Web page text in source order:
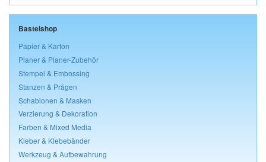
Bastelshop
Papier & Karton
Planer & Planer-Zubehör
Stempel & Embossing
Stanzen & Prägen
Schablonen & Masken
Verzierung & Dekoration
Farben & Mixed Media
Kleber & Klebebänder
Werkzeug & Aufbewahrung